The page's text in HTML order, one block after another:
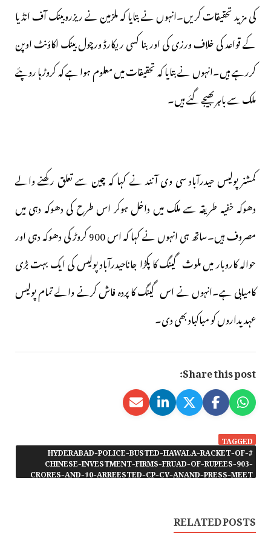
کی مزید تحقیقات کریں۔انہوں نے بتایا کہ ملزمین نے ریزروبینک آف انڈیا
کے قواعد کی خلاف ورزی کی اور بنا کسی ریکارڈ ورچول بینک اکاؤنٹ اوپن
کررہے ہیں۔انہوں نے بتایا کہ تحقیقات میں معلوم ہوا ہے کہ کروڑہا روپئے
ملک سے باہر بھیجے گئے ہیں۔
کمشنر پولیس حیدرآباد سی وی آنند نے کہا کہ چین سے تعلق رکھنے والے
دھوکہ خفیہ طریقہ سے ملک میں داخل ہوکر اس طرح کی دھوکہ دہی میں
مصروف ہیں۔ساتھ ہی انہوں نے کہا کہ اس 900 کروڑ کی دھوکہ دہی اور
حوالہ کاروبار میں ملوث گینگ کا پکڑا جاناحیدرآباد پولیس کی ایک بہت بڑی
کامیابی ہے۔انہوں نے اس گینگ کا پردہ فاش کرنے والے تمام پولیس
عہدیداروں کو مباکباد بھی دی۔
Share this post:
TAGGED
#HYDERABAD-POLICE-BUSTED-HAWALA-RACKET-OF-
CHINESE-INVESTMENT-FIRMS-FRUAD-OF-RUPEES-903-
CRORES-AND-10-ARREESTED-CP-CV-ANAND-PRESS-MEET
RELATED POSTS